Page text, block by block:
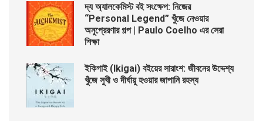
দ্য অ্যালকেমিস্ট বই সংক্ষেপ: নিজের
“Personal Legend” খুঁজে নেওয়ার
অনুপ্রেরণার গল্প | Paulo Coelho এর সেরা
শিক্ষা
ইকিগাই (Ikigai) বইয়ের সারাংশ: জীবনের উদ্দেশ্য
খুঁজে সুখী ও দীর্ঘায়ু হওয়ার জাপানি রহস্য